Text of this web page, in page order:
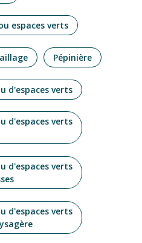
espaces verts
Pépinière
d'espaces verts
d'espaces verts
d'espaces verts
d'espaces verts